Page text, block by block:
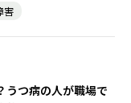
害
うつ病の人が職場で